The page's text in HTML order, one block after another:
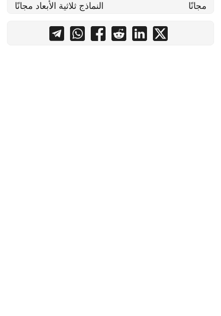
مجانًا
النماذج ثلاثية الأبعاد مجانًا